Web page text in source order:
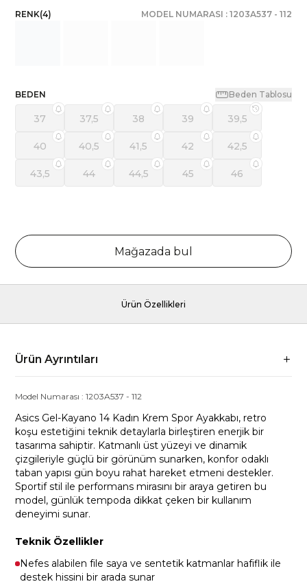
RENK(4) MODEL NUMARASI : 1203A537- 112
BEDEN Beden Tablosu
37 37,5 38 39 39,5
40 40,5 41,5 42 42,5
43,5 44 44,5 45 46
Mağazada bul
Ürün Özellikleri
Ürün Ayrıntıları
Model Numarası :1203A537 -112
Asics Gel-Kayano 14 Kadın Krem Spor Ayakkabı, retro
koşu estetiğini teknik detaylarla birleştiren enerjik bir
tasarıma sahiptir. Katmanlı üst yüzeyi ve dinamik
çizgileriyle güçlü bir görünüm sunarken, konfor odaklı
taban yapısı gün boyu rahat hareket etmeni destekler.
Sportif stil ile performans mirasını bir araya getiren bu
model, günlük tempoda dikkat çeken bir kullanım
deneyimi sunar.
Teknik Özellikler
Nefes alabilen file saya ve sentetik katmanlar hafiflik ile
destek hissini bir arada sunar